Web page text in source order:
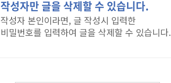
작성자만 글을 삭제할 수 있습니다.
작성자 본인이라면, 글 작성시 입력한
비밀번호를 입력하여 글을 삭제할 수 있습니다.